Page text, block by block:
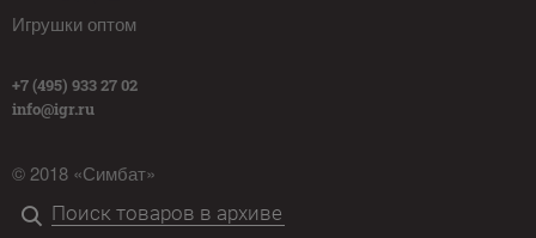
Игрушки оптом
+7 (495) 933 27 02
info@igr.ru
© 2018 «Симбат»